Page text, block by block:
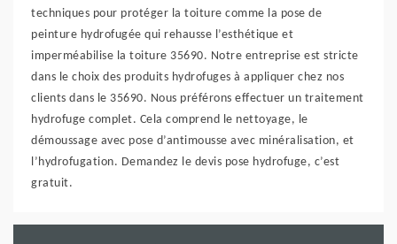
techniques pour protéger la toiture comme la pose de
peinture hydrofugée qui rehausse l’esthétique et
imperméabilise la toiture 35690. Notre entreprise est stricte
dans le choix des produits hydrofuges à appliquer chez nos
clients dans le 35690. Nous préférons effectuer un traitement
hydrofuge complet. Cela comprend le nettoyage, le
démoussage avec pose d’antimousse avec minéralisation, et
l’hydrofugation. Demandez le devis pose hydrofuge, c’est
gratuit.